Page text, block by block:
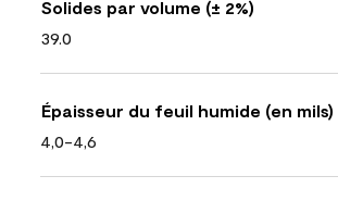
Solides par volume (± 2%)
39.0
Épaisseur du feuil humide (en mils)
4,0-4,6